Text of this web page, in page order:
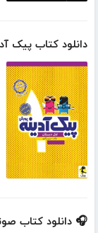
دانلود کتاب پیک
🎧 دانلود کتاب